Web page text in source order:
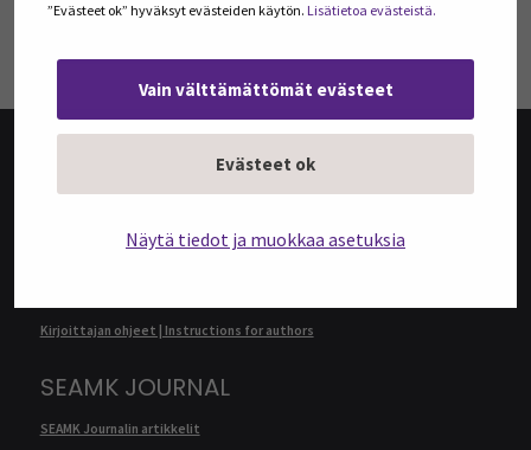
”Evästeet ok” hyväksyt evästeiden käytön. Lisätietoa evästeistä.
Vain välttämättömät evästeet
Evästeet ok
Näytä tiedot ja muokkaa asetuksia
@SEAMK-VERKKOLEHTI
@SEAMK-verkkolehden artikkelit
Kirjoittajan ohjeet | Instructions for authors
SEAMK JOURNAL
SEAMK Journalin artikkelit